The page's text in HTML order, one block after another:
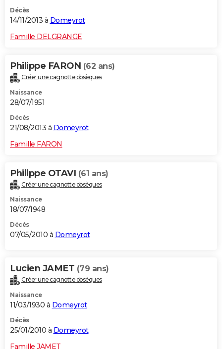
Décès
14/11/2013 à Domeyrot
Famille DELGRANGE
Philippe FARON (62 ans)
Créer une cagnotte obsèques
Naissance
28/07/1951
Décès
21/08/2013 à Domeyrot
Famille FARON
Philippe OTAVI (61 ans)
Créer une cagnotte obsèques
Naissance
18/07/1948
Décès
07/05/2010 à Domeyrot
Lucien JAMET (79 ans)
Créer une cagnotte obsèques
Naissance
11/03/1930 à Domeyrot
Décès
25/01/2010 à Domeyrot
Famille JAMET